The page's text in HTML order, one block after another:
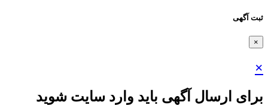
ثبت آگهی
×
×
برای ارسال آگهی باید وارد سایت شوید